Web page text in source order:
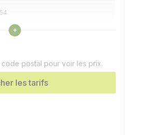
54
80 % à 90 µ (avant granulation)
Voir les caractéristiques
+
postal pour voir les prix.
les tarifs